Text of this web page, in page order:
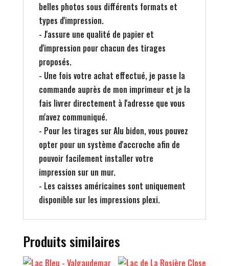
belles photos sous différents formats et
types d'impression.
- J'assure une qualité de papier et
d'impression pour chacun des tirages
proposés.
- Une fois votre achat effectué, je passe la
commande auprès de mon imprimeur et je la
fais livrer directement à l'adresse que vous
m'avez communiqué.
- Pour les tirages sur Alu bidon, vous pouvez
opter pour un système d'accroche afin de
pouvoir facilement installer votre
impression sur un mur.
- Les caisses américaines sont uniquement
disponible sur les impressions plexi.
Produits similaires